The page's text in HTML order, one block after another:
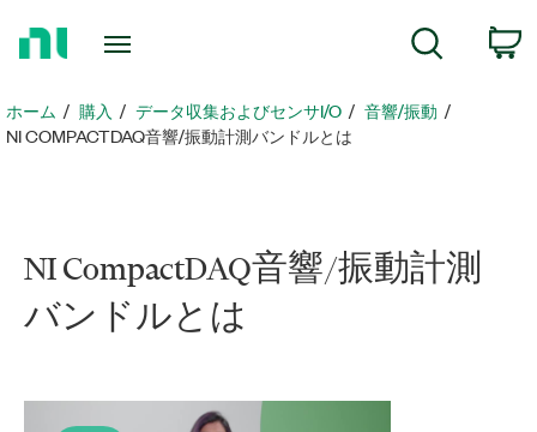
ペ
ー
ホーム 購入 データ収集およびセンサI/O
音響/振動
NI COMPACTDAQ音響/振動計測バンドルとは
NI CompactDAQ音響/振動計測
バンドルとは